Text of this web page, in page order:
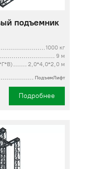
подъемник
1000 кг
9 м
2,0*4,0*2,0 м
ПодъемЛифт
Подробнее